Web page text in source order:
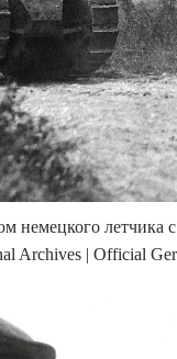
немецкого летчика
Archives | Official